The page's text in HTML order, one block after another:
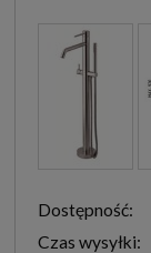
Dostępność:
Czas wysyłki: